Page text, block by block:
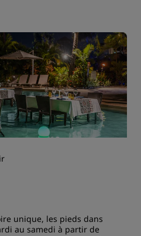
unique, les pieds dans
au samedi à partir de